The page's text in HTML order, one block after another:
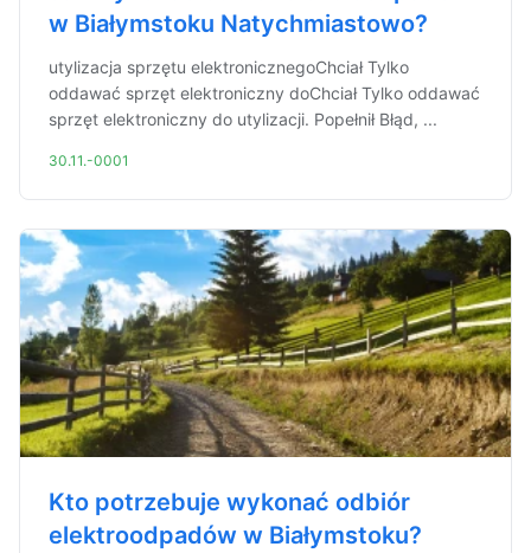
w Białymstoku Natychmiastowo?
utylizacja sprzętu elektronicznegoChciał Tylko
oddawać sprzęt elektroniczny doChciał Tylko oddawać
sprzęt elektroniczny do utylizacji. Popełnił Błąd, ...
30.11.-0001
Kto potrzebuje wykonać odbiór
elektroodpadów w Białymstoku?